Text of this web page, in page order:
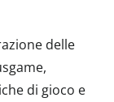
delle
di gioco e